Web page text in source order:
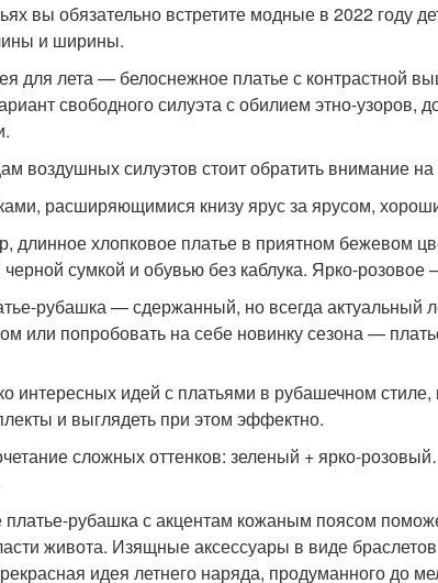
вы обязательно встретите модные в 2022 году
и ширины.
для лета — белоснежное платье с контрастной
свободного силуэта с обилием этно-
воздушных силуэтов стоит обратить внимание
расширяющимися книзу ярус за ярусом,
длинное хлопковое платье в приятном бежевом
черной сумкой и обувью без каблука. Ярко-
рубашка — сдержанный, но всегда актуальный
или попробовать на себе новинку сезона —
интересных идей с платьями в рубашечном
и выглядеть при этом эффектно.
сложных оттенков: зеленый + ярко-
рубашка с акцентам кожаным поясом
живота. Изящные аксессуары в виде
идея летнего наряда, продуманного до